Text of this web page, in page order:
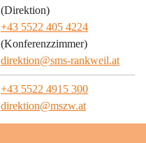
(Direktion)
+43 5522 405 4224
(Konferenzzimmer)
direktion@sms-rankweil.at
+43 5522 4915 300
direktion@mszw.at